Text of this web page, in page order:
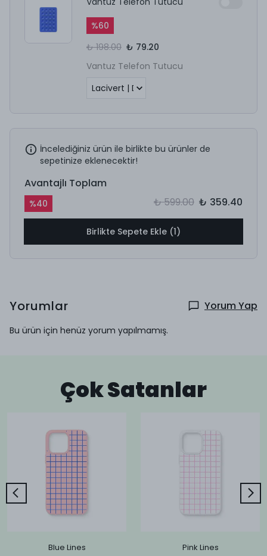
%60
₺ 198.00 ₺ 79.20
Vantuz Telefon Tutucu
İncelediğiniz ürün ile birlikte bu ürünler de
sepetinize eklenecektir!
Avantajlı Toplam
%40 ₺ 599.00 ₺ 359.40
Birlikte Sepete Ekle (1)
Yorumlar Yorum Yap
Bu ürün için henüz yorum yapılmamış.
Çok Satanlar
Blue Lines Pink Lines